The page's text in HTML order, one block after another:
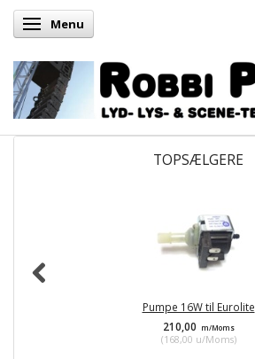
Skifte navigation
Menu
TOPSÆLGERE
Pumpe 16W til Eurolite
210,00
m/Moms
(168,00 u/Moms)